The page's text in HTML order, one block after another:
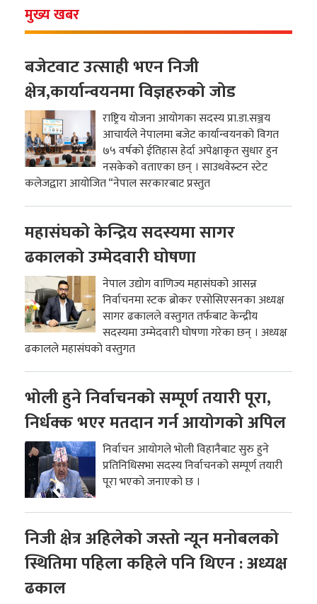
मुख्य खबर
बजेटवाट उत्साही भएन निजी
क्षेत्र,कार्यान्वयनमा विज्ञहरुको जोड
राष्ट्रिय योजना आयोगका सदस्य प्रा.डा.सञ्जय
आचार्यले नेपालमा बजेट कार्यान्वयनको विगत
७५ वर्षको ईतिहास हेर्दा अपेक्षाकृत सुधार हुन
नसकेको वताएका छन् । साउथवेस्र्टन स्टेट
कलेजद्वारा आयोजित “नेपाल सरकारबाट प्रस्तुत
महासंघको केन्द्रिय सदस्यमा सागर
ढकालको उम्मेदवारी घोषणा
नेपाल उद्योग वाणिज्य महासंघको आसन्न
निर्वाचनमा स्टक ब्रोकर एसोसिएसनका अध्यक्ष
सागर ढकालले वस्तुगत तर्फबाट केन्द्रीय
सदस्यमा उम्मेदवारी घोषणा गरेका छन् । अध्यक्ष
ढकालले महासंघको वस्तुगत
भोली हुने निर्वाचनको सम्पूर्ण तयारी पूरा,
निर्धक्क भएर मतदान गर्न आयोगको अपिल
निर्वाचन आयोगले भोली विहानैबाट सुरु हुने
प्रतिनिधिसभा सदस्य निर्वाचनको सम्पूर्ण तयारी
पूरा भएको जनाएको छ ।
निजी क्षेत्र अहिलेको जस्तो न्यून मनोबलको
स्थितिमा पहिला कहिले पनि थिएन : अध्यक्ष
ढकाल